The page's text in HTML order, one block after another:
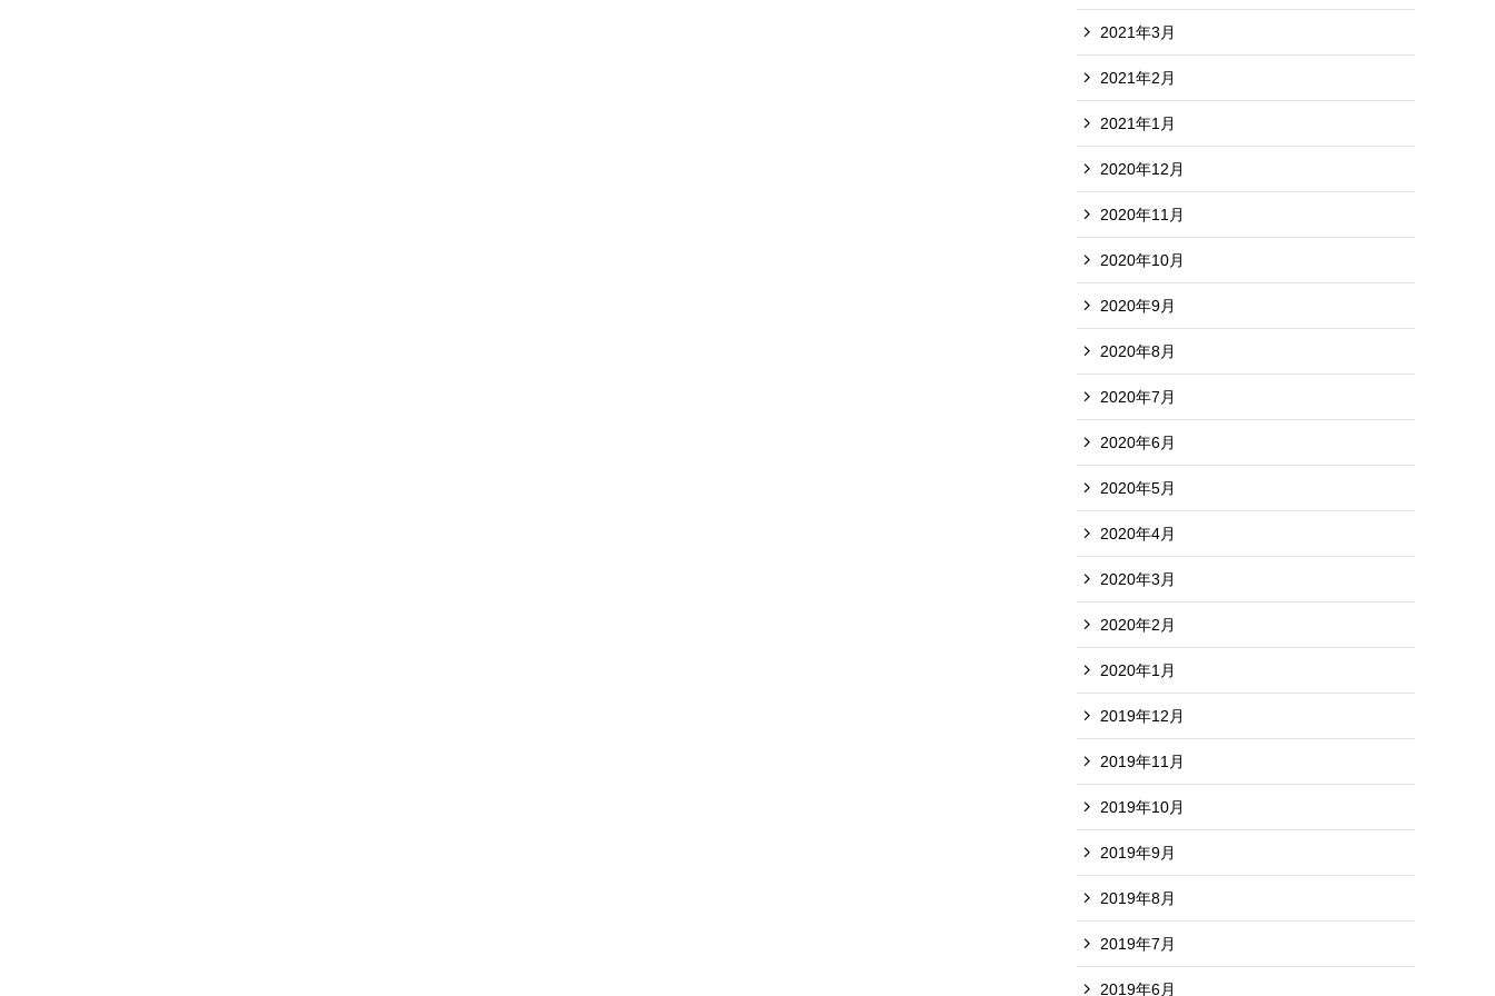
2021年3月
2021年2月
2021年1月
2020年12月
2020年11月
2020年10月
2020年9月
2020年8月
2020年7月
2020年6月
2020年5月
2020年4月
2020年3月
2020年2月
2020年1月
2019年12月
2019年11月
2019年10月
2019年9月
2019年8月
2019年7月
2019年6月